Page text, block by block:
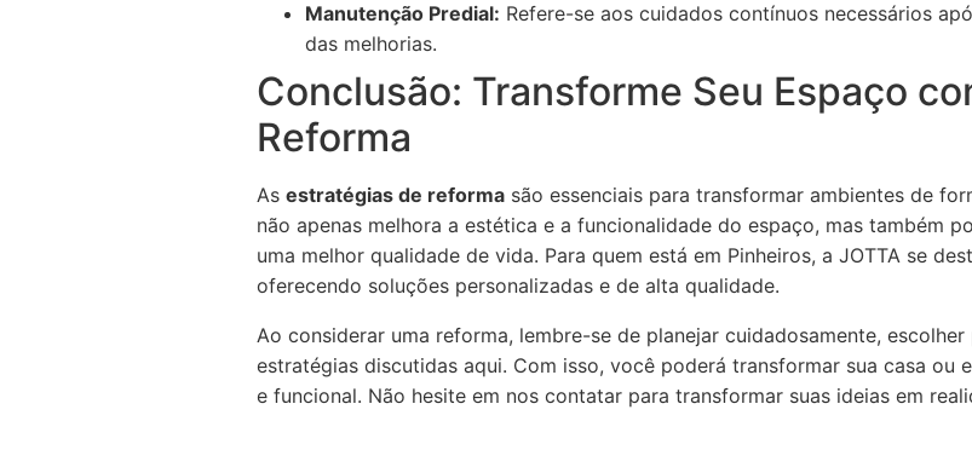
Manutenção Predial: Refere-se aos cuidados contínuos necessários
das melhorias.
Conclusão: Transforme Seu Espaço
Reforma
As estratégias de reforma são essenciais para transformar ambientes de
não apenas melhora a estética e a funcionalidade do espaço, mas também
uma melhor qualidade de vida. Para quem está em Pinheiros, a JOTTA se
oferecendo soluções personalizadas e de alta qualidade.
Ao considerar uma reforma, lembre-se de planejar cuidadosamente,
estratégias discutidas aqui. Com isso, você poderá transformar sua casa ou
e funcional. Não hesite em nos contatar para transformar suas ideias em